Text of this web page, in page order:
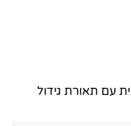
עם תאורת גידול